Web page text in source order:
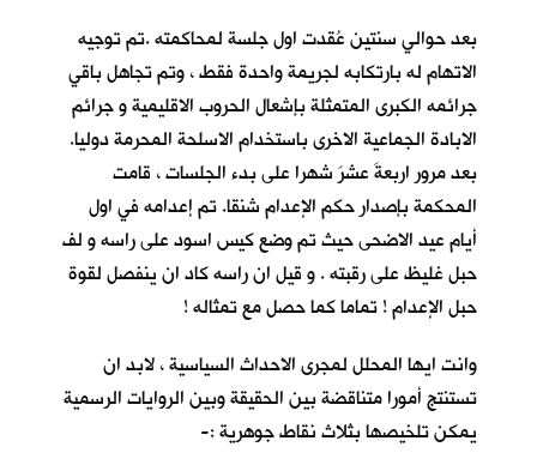
بعد حوالي سنتين عُقدت اول جلسة لمحاكمته .تم توجيه
الاتهام له بارتكابه لجريمة واحدة فقط ، وتم تجاهل باقي
جرائمه الكبرى المتمثلة بإشعال الحروب الاقليمية و جرائم
الابادة الجماعية الاخرى باستخدام الاسلحة المحرمة دوليا.
بعد مرور اربعةَ عشرَ شهرا على بدء الجلسات ، قامت
المحكمة بإصدار حكم الإعدام شنقا. تم إعدامه في اول
أيام عيد الاضحى حيث تم وضع كيس اسود على راسه و لف
حبل غليظ على رقبته . و قيل ان راسه كاد ان ينفصل لقوة
حبل الإعدام ! تماما كما حصل مع تمثاله !
وانت ايها المحلل لمجرى الاحداث السياسية ، لابد ان
تستنتج أمورا متناقضة بين الحقيقة وبين الروايات الرسمية
يمكن تلخيصها بثلاث نقاط جوهرية :-